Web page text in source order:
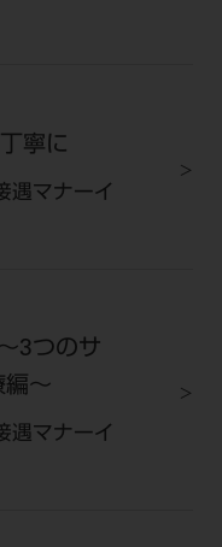
寧に
マナーイ
3つのサ
編～
マナーイ